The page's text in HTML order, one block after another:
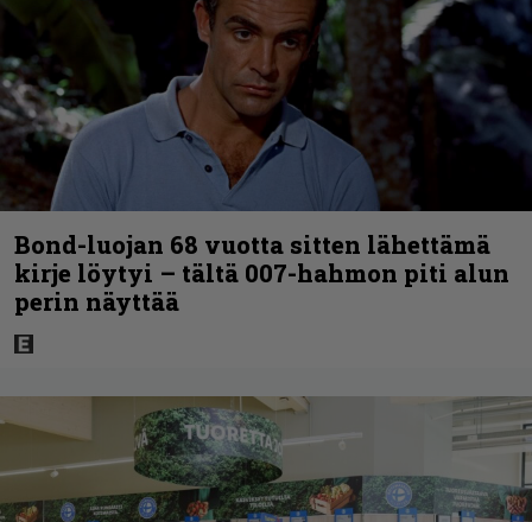
Bond-luojan 68 vuotta sitten lähettämä
kirje löytyi – tältä 007-hahmon piti alun
perin näyttää